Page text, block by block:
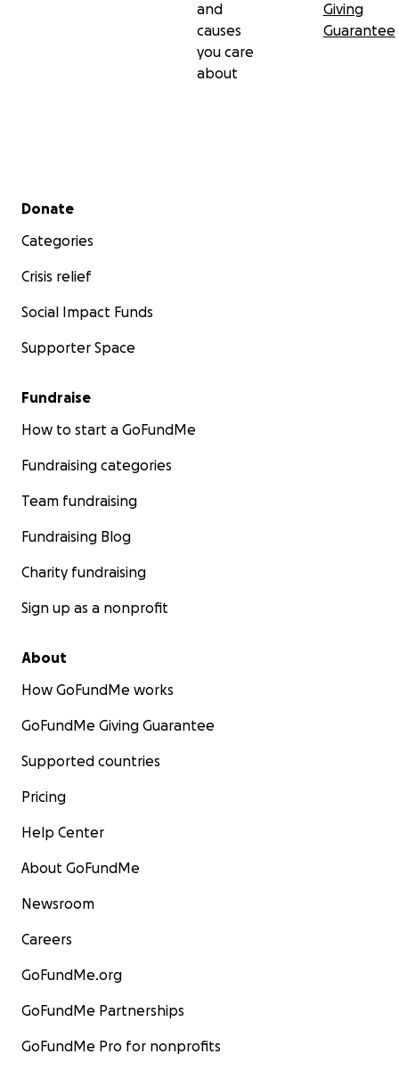
and
causes
you care
about
Giving
Guarantee
Secondary menu
Donate
Categories
Crisis relief
Social Impact Funds
Supporter Space
Fundraise
How to start a GoFundMe
Fundraising categories
Team fundraising
Fundraising Blog
Charity fundraising
Sign up as a nonprofit
About
How GoFundMe works
GoFundMe Giving Guarantee
Supported countries
Pricing
Help Center
About GoFundMe
Newsroom
Careers
GoFundMe.org
GoFundMe Partnerships
GoFundMe Pro for nonprofits